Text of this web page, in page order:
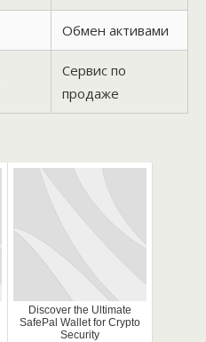
Обмен активами
Сервис по
продаже
Discover the Ultimate
SafePal Wallet for Crypto
Security